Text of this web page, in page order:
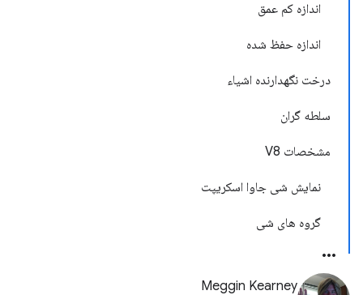
اندازه کم عمق
اندازه حفظ شده
درخت نگهدارنده اشیاء
سلطه گران
مشخصات V8
نمایش شی جاوا اسکریپت
گروه های شی
Meggin Kearney